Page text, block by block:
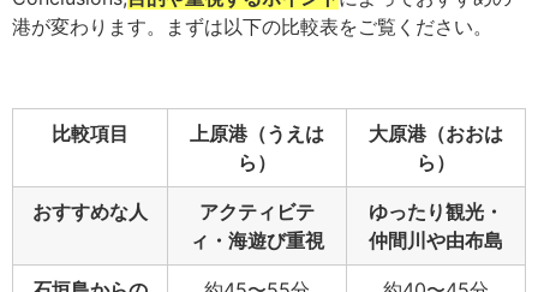
港が変わります。まずは以下の比較表をご覧ください。
比較項目
上原港（うえは
ら）
大原港（おおは
ら）
おすすめな人
アクティビテ
ィ・海遊び重視
ゆったり観光・
仲間川や由布島